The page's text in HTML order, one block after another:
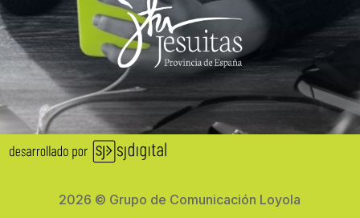
2026 © Grupo de Comunicación Loyola